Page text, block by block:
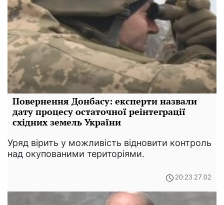
Повернення Донбасу: експерти назвали
дату процесу остаточної реінтеграції
східних земель України
Уряд вірить у можливість відновити контроль
над окупованими територіями.
20:23 27.02